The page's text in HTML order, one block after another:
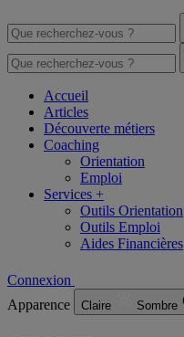
Accueil
Articles
Découverte métiers
Coaching
Orientation
Emploi
Services +
Outils Orientation
Outils Emploi
Aides Financières
Connexion
Apparence
Claire Sombre